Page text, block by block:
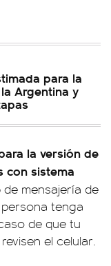
para la
Argentina y
la versión de
con sistema
de mensajería de
tenga
de que tu
el celular.